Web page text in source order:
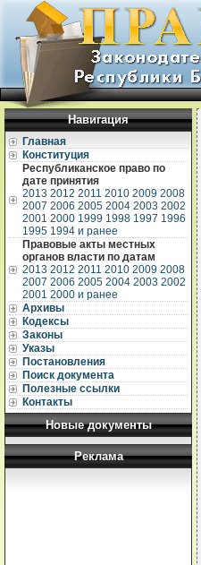
Навигация
Главная
Конституция
Республиканское право по
дате принятия
2013 2012 2011 2010 2009 2008
2007 2006 2005 2004 2003 2002
2001 2000 1999 1998 1997 1996
1995 1994 и ранее
Правовые акты местных
органов власти по датам
2013 2012 2011 2010 2009 2008
2007 2006 2005 2004 2003 2002
2001 2000 и ранее
Архивы
Кодексы
Законы
Указы
Постановления
Поиск документа
Полезные ссылки
Контакты
Новые документы
Реклама